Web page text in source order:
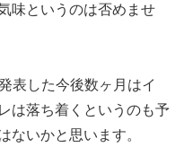
味というのは否めませ
表した今後数ヶ月はイ
は落ち着くというのも予
ないかと思います。